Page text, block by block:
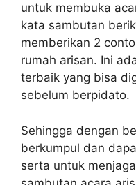
untuk membuka
kata sambutan
memberikan 2
rumah arisan. Ini
terbaik yang bisa
sebelum berpidato.
Sehingga dengan
berkumpul dan
serta untuk